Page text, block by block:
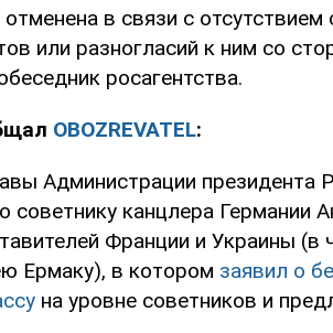
отменена в связи с
или разногласий к ним со
росагентства.
OBOZREVATEL:
Администрации президента
советнику канцлера Германии
Франции и Украины (в
Ермаку), в котором заявил о
на уровне советников и